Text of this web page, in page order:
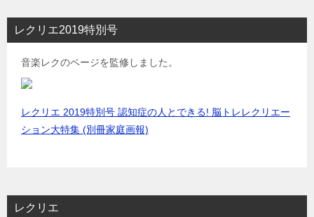
レクリエ2019特別号
音楽レクのページを監修しました。
レクリエ 2019特別号 認知症の人とできる! 脳トレレクリエー
ション大特集 (別冊家庭画報)
レクリエ